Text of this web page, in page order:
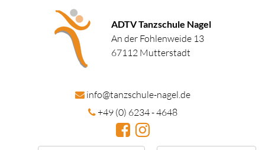
ADTV Tanzschule Nagel
An der Fohlenweide 13
67112 Mutterstadt
info@tanzschule-nagel.de
+49 (0) 6234 - 4648